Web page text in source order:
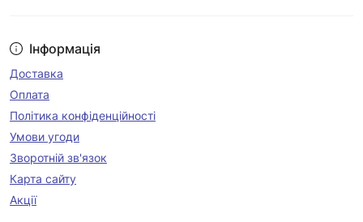
Інформація
Доставка
Оплата
Політика конфіденційності
Умови угоди
Зворотній зв'язок
Карта сайту
Акції